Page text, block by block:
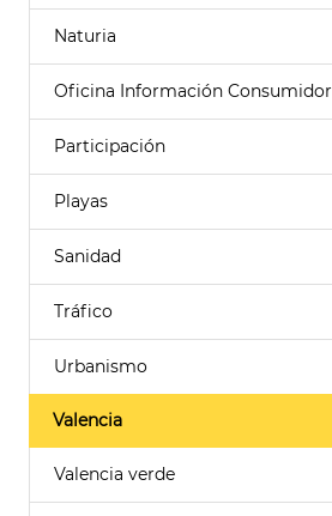
Naturia
Oficina Información Consumidor
Participación
Playas
Sanidad
Tráfico
Urbanismo
Valencia
Valencia verde